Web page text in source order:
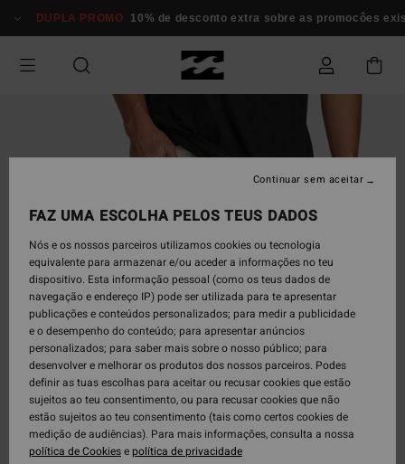
para
informação
DUPLA PROMO 10% de desconto extra sobre as promocôes
FAZ UMA ESCOLHA PELOS TEUS DADOS
Nós e os nossos parceiros utilizamos cookies ou tecnologia
equivalente para armazenar e/ou aceder a informações no teu
dispositivo. Esta informação pessoal (como os teus dados de
navegação e endereço IP) pode ser utilizada para te apresentar
publicações e conteúdos personalizados; para medir a publicidade
e o desempenho do conteúdo; para apresentar anúncios
personalizados; para saber mais sobre o nosso público; para
desenvolver e melhorar os produtos dos nossos parceiros. Podes
definir as tuas escolhas para aceitar ou recusar cookies que estão
sujeitos ao teu consentimento, ou para recusar cookies que não
estão sujeitos ao teu consentimento (tais como certos cookies de
medição de audiências). Para mais informações, consulta a nossa
política de Cookiesepolítica de privacidade
Continuar sem aceitar